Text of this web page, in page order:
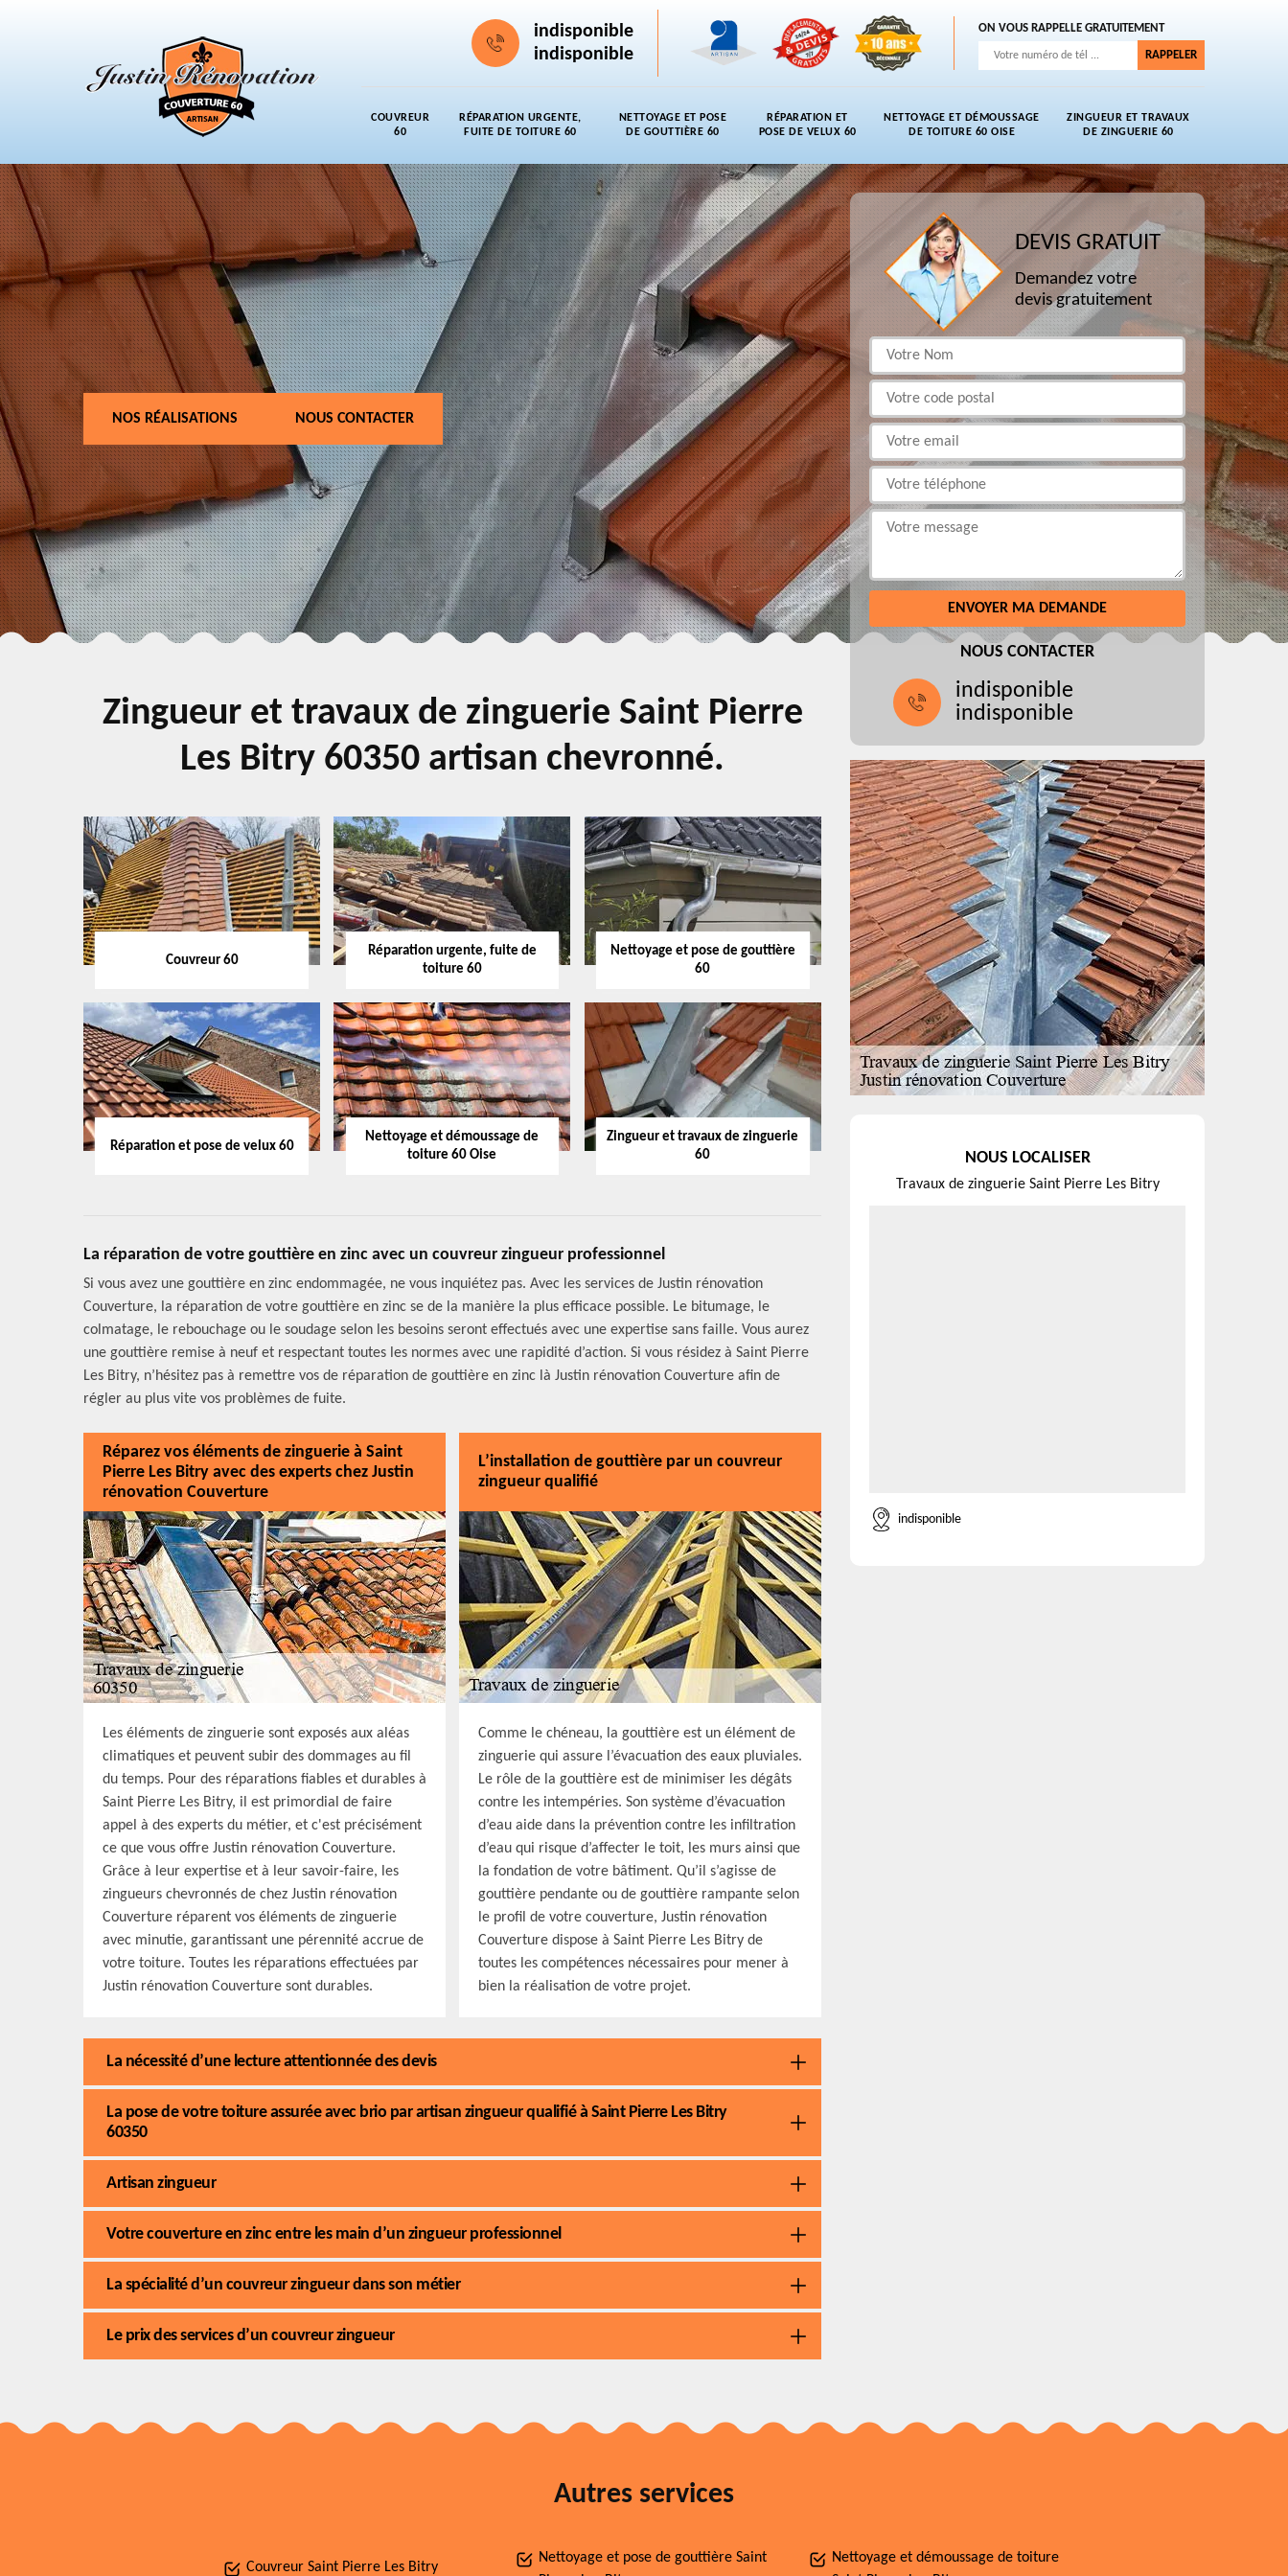
indisponible
indisponible
ON VOUS RAPPELLE GRATUITEMENT
COUVREUR
60
RÉPARATION URGENTE,
FUITE DE TOITURE 60
NETTOYAGE ET POSE
DE GOUTTIÈRE 60
RÉPARATION ET
POSE DE VELUX 60
NETTOYAGE ET DÉMOUSSAGE
DE TOITURE 60 OISE
ZINGUEUR ET TRAVAUX
DE ZINGUERIE 60
NOS RÉALISATIONS NOUS CONTACTER
Zingueur et travaux de zinguerie Saint Pierre
Les Bitry 60350 artisan chevronné.
Couvreur 60
Réparation urgente, fuite de
toiture 60
Nettoyage et pose de gouttière
60
Réparation et pose de velux 60
Nettoyage et démoussage de
toiture 60 Oise
Zingueur et travaux de zinguerie
60
La réparation de votre gouttière en zinc avec un couvreur zingueur professionnel
Si vous avez une gouttière en zinc endommagée, ne vous inquiétez pas. Avec les services de Justin rénovation
Couverture, la réparation de votre gouttière en zinc se de la manière la plus efficace possible. Le bitumage, le
colmatage, le rebouchage ou le soudage selon les besoins seront effectués avec une expertise sans faille. Vous aurez
une gouttière remise à neuf et respectant toutes les normes avec une rapidité d’action. Si vous résidez à Saint Pierre
Les Bitry, n’hésitez pas à remettre vos de réparation de gouttière en zinc là Justin rénovation Couverture afin de
régler au plus vite vos problèmes de fuite.
Réparez vos éléments de zinguerie à Saint
Pierre Les Bitry avec des experts chez Justin
rénovation Couverture
Les éléments de zinguerie sont exposés aux aléas
climatiques et peuvent subir des dommages au fil
du temps. Pour des réparations fiables et durables à
Saint Pierre Les Bitry, il est primordial de faire
appel à des experts du métier, et c'est précisément
ce que vous offre Justin rénovation Couverture.
Grâce à leur expertise et à leur savoir-faire, les
zingueurs chevronnés de chez Justin rénovation
Couverture réparent vos éléments de zinguerie
avec minutie, garantissant une pérennité accrue de
votre toiture. Toutes les réparations effectuées par
Justin rénovation Couverture sont durables.
L’installation de gouttière par un couvreur
zingueur qualifié
Comme le chéneau, la gouttière est un élément de
zinguerie qui assure l’évacuation des eaux pluviales.
Le rôle de la gouttière est de minimiser les dégâts
contre les intempéries. Son système d’évacuation
d’eau aide dans la prévention contre les infiltration
d’eau qui risque d’affecter le toit, les murs ainsi que
la fondation de votre bâtiment. Qu’il s’agisse de
gouttière pendante ou de gouttière rampante selon
le profil de votre couverture, Justin rénovation
Couverture dispose à Saint Pierre Les Bitry de
toutes les compétences nécessaires pour mener à
bien la réalisation de votre projet.
La nécessité d’une lecture attentionnée des devis
La pose de votre toiture assurée avec brio par artisan zingueur qualifié à Saint Pierre Les Bitry
60350
Artisan zingueur
Votre couverture en zinc entre les main d’un zingueur professionnel
La spécialité d’un couvreur zingueur dans son métier
Le prix des services d’un couvreur zingueur
DEVIS GRATUIT
Demandez votre
devis gratuitement
NOUS CONTACTER
indisponible
indisponible
NOUS LOCALISER
Travaux de zinguerie Saint Pierre Les Bitry
indisponible
Autres services
Couvreur Saint Pierre Les Bitry
Nettoyage et pose de gouttière Saint
Nettoyage et démoussage de toiture